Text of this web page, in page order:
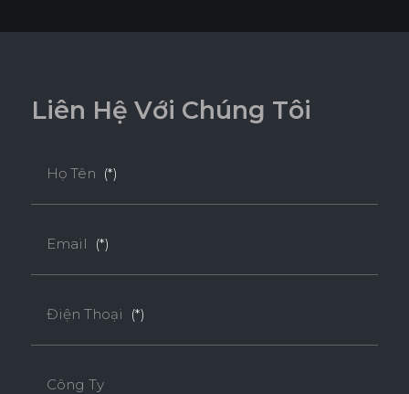
Liên Hệ Với Chúng Tôi
Họ Tên (*)
Email (*)
Điện Thoại (*)
Công Ty